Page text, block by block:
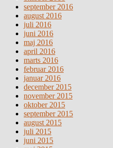
september 2016
august 2016
juli 2016
juni 2016
maj 2016
april 2016
marts 2016
februar 2016
januar 2016
december 2015
november 2015
oktober 2015
september 2015
august 2015
juli 2015
juni 2015